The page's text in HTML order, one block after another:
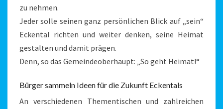
zu nehmen.
Jeder solle seinen ganz persönlichen Blick auf „sein“
Eckental richten und weiter denken, seine Heimat
gestalten und damit prägen.
Denn, so das Gemeindeoberhaupt: „So geht Heimat!“
Bürger sammeln Ideen für die Zukunft Eckentals
An verschiedenen Thementischen und zahlreichen